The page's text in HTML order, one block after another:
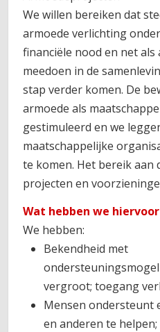
We willen bereiken dat
armoede verlichting
financiële nood en net
meedoen in de
stap verder komen. De
armoede als
gestimuleerd en we
maatschappelijke
te komen. Het bereik aan
projecten en
Wat hebben we
We hebben:
Bekendheid met
vergroot; toegang
Mensen ondersteunt
en anderen te helpen;